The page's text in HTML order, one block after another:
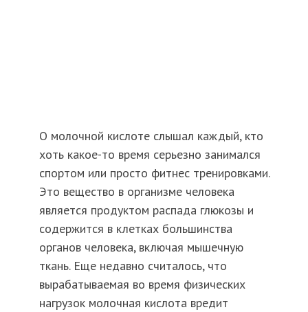
О молочной кислоте слышал каждый, кто
хоть какое-то время серьезно занимался
спортом или просто фитнес тренировками.
Это вещество в организме человека
является продуктом распада глюкозы и
содержится в клетках большинства
органов человека, включая мышечную
ткань. Еще недавно считалось, что
вырабатываемая во время физических
нагрузок молочная кислота вредит